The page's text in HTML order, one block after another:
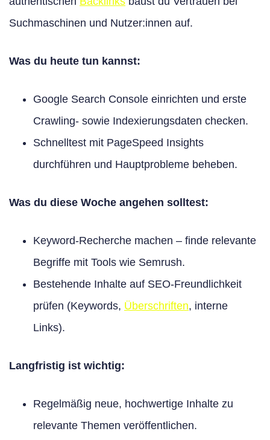
Suchmaschinen und Nutzer:innen auf.
Was du heute tun kannst:
Google Search Console einrichten und erste
Crawling- sowie Indexierungsdaten checken.
Schnelltest mit PageSpeed Insights
durchführen und Hauptprobleme beheben.
Was du diese Woche angehen solltest:
Keyword-Recherche machen – finde relevante
Begriffe mit Tools wie Semrush.
Bestehende Inhalte auf SEO-Freundlichkeit
prüfen (Keywords, Überschriften, interne
Links).
Langfristig ist wichtig:
Regelmäßig neue, hochwertige Inhalte zu
relevante Themen veröffentlichen.